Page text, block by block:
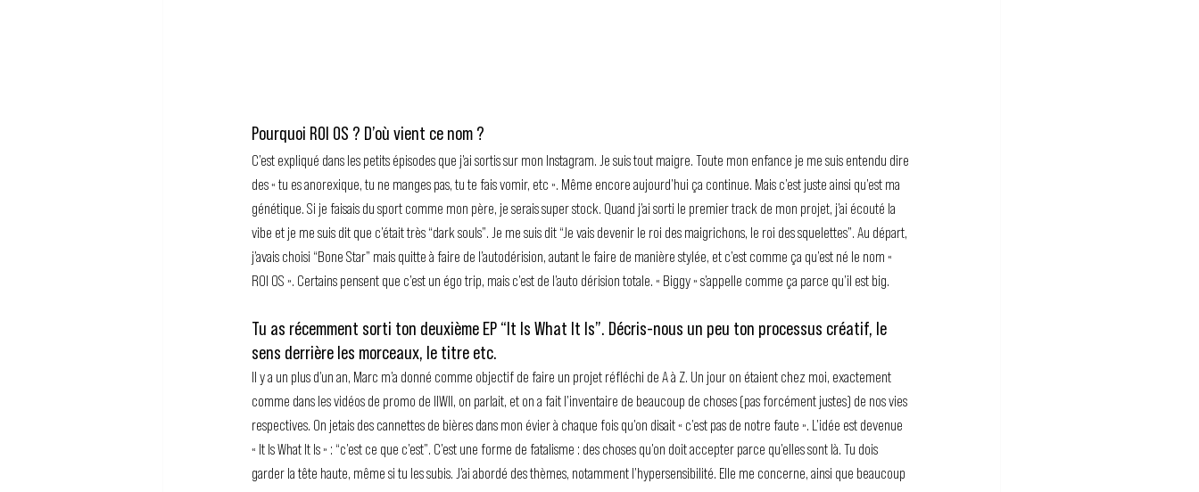
Pourquoi ROI OS ? D’où vient ce nom ?
C’est expliqué dans les petits épisodes que j’ai sortis sur mon Instagram. Je suis tout maigre. Toute mon enfance je me suis entendu dire
des « tu es anorexique, tu ne manges pas, tu te fais vomir, etc ». Même encore aujourd’hui ça continue. Mais c’est juste ainsi qu’est ma
génétique. Si je faisais du sport comme mon père, je serais super stock. Quand j’ai sorti le premier track de mon projet, j’ai écouté la
vibe et je me suis dit que c’était très “dark souls”. Je me suis dit “Je vais devenir le roi des maigrichons, le roi des squelettes”. Au départ,
j’avais choisi “Bone Star” mais quitte à faire de l’autodérision, autant le faire de manière stylée, et c’est comme ça qu’est né le nom «
ROI OS ». Certains pensent que c’est un égo trip, mais c’est de l’auto dérision totale. « Biggy » s’appelle comme ça parce qu’il est big.
Tu as récemment sorti ton deuxième EP “It Is What It Is”. Décris-nous un peu ton processus créatif, le
sens derrière les morceaux, le titre etc.
Il y a un plus d’un an, Marc m’a donné comme objectif de faire un projet réfléchi de A à Z. Un jour on étaient chez moi, exactement
comme dans les vidéos de promo de IIWII, on parlait, et on a fait l’inventaire de beaucoup de choses (pas forcément justes) de nos vies
respectives. On jetais des cannettes de bières dans mon évier à chaque fois qu’on disait « c’est pas de notre faute ». L’idée est devenue
« It Is What It Is » : “c’est ce que c’est”. C’est une forme de fatalisme : des choses qu’on doit accepter parce qu’elles sont là. Tu dois
garder la tête haute, même si tu les subis. J’ai abordé des thèmes, notamment l’hypersensibilité. Elle me concerne, ainsi que beaucoup